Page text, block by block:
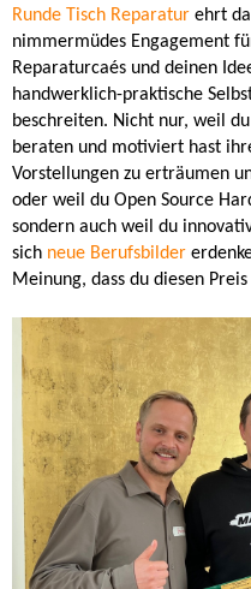
Runde Tisch Reparatur ehrt
nimmermüdes Engagement
Reparaturcaés und deinen
handwerklich-praktische
beschreiten. Nicht nur, weil
beraten und motiviert hast
Vorstellungen zu erträumen
oder weil du Open Source
sondern auch weil du
sich neue Berufsbilder
Meinung, dass du diesen